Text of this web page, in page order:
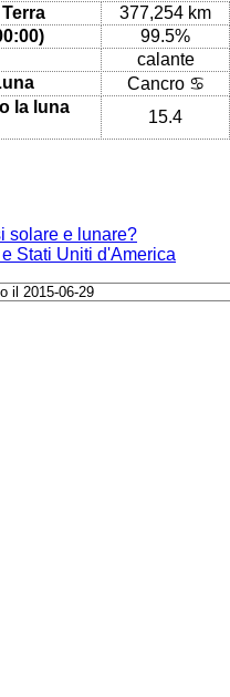
377,254 km
99.5%
calante
Cancro ♋
la luna
15.4
solare e lunare?
Stati Uniti d'America
il 2015-06-29